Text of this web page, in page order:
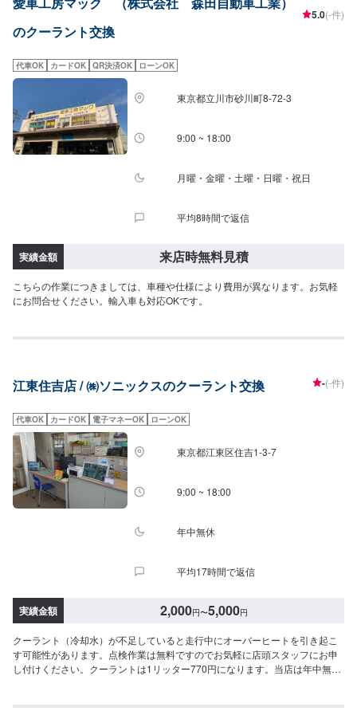
のクーラント交換
5.0(-件)
代車OK カードOK QR決済OK ローンOK
東京都立川市砂川町8-72-3
9:00 ~ 18:00
月曜・金曜・土曜・日曜・祝日
平均8時間で返信
実績金額 来店時無料見積
こちらの作業につきましては、車種や仕様により費用が異なります。お気軽
にお問合せください。輸入車も対応OKです。
江東住吉店 / ㈱ソニックスのクーラント交換 -(-件)
代車OK カードOK 電子マネーOK ローンOK
東京都江東区住吉1-3-7
9:00 ~ 18:00
年中無休
平均17時間で返信
実績金額 2,000円〜5,000円
クーラント（冷却水）が不足していると走行中にオーバーヒートを引き起こ
す可能性があります。点検作業は無料ですのでお気軽に店頭スタッフにお申
し付けください。クーラントは1リッター770円になります。当店は年中無
換、バッテリー交換のスピード作業、コーティングに力をいれてます！熟練